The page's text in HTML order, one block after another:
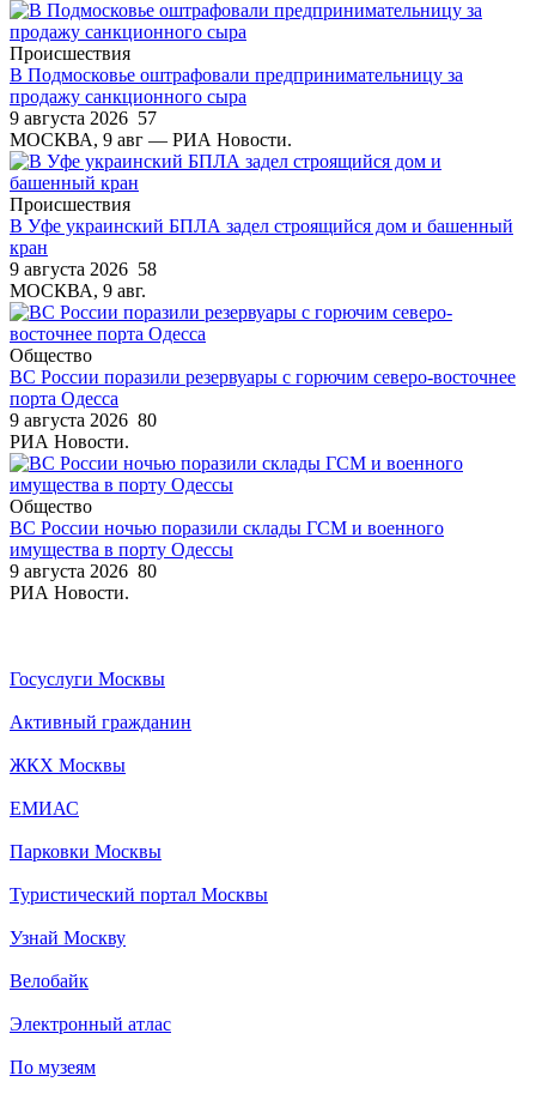
Происшествия
В Подмосковье оштрафовали предпринимательницу за
продажу санкционного сыра
9 августа 2026 57
МОСКВА, 9 авг — РИА Новости.
Происшествия
В Уфе украинский БПЛА задел строящийся дом и башенный
кран
9 августа 2026 58
МОСКВА, 9 авг.
Общество
ВС России поразили резервуары с горючим северо-восточнее
порта Одесса
9 августа 2026 80
РИА Новости.
Общество
ВС России ночью поразили склады ГСМ и военного
имущества в порту Одессы
9 августа 2026 80
РИА Новости.
Госуслуги Москвы
Активный гражданин
ЖКХ Москвы
ЕМИАС
Парковки Москвы
Туристический портал Москвы
Узнай Москву
Велобайк
Электронный атлас
По музеям